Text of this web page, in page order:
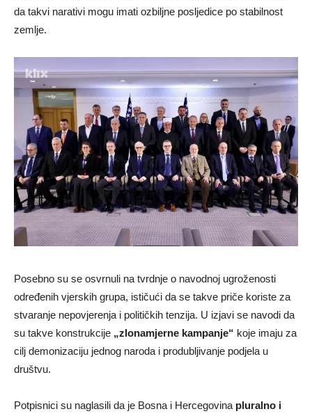
da takvi narativi mogu imati ozbiljne posljedice po stabilnost
zemlje.
Posebno su se osvrnuli na tvrdnje o navodnoj ugroženosti
određenih vjerskih grupa, ističući da se takve priče koriste za
stvaranje nepovjerenja i političkih tenzija. U izjavi se navodi da
su takve konstrukcije „zlonamjerne kampanje“ koje imaju za
cilj demonizaciju jednog naroda i produbljivanje podjela u
društvu.
Potpisnici su naglasili da je Bosna i Hercegovina pluralno i